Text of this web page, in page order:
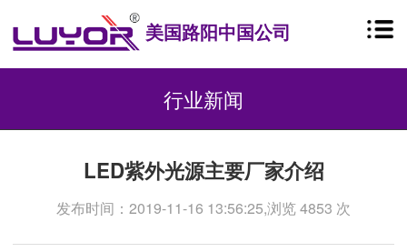
美国路阳中国公司
行业新闻
LED紫外光源主要厂家介绍
发布时间：2019-11-16 13:56:25,浏览 4853 次